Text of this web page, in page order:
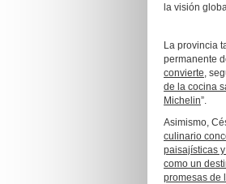
la visión
La provincia
permanente
convierte,
de la cocina
Michelin”.
Asimismo,
culinario
paisajísticas
como un
promesas de